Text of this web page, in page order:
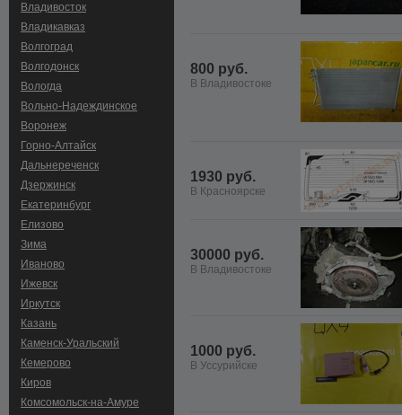
Владивосток
Владикавказ
Волгоград
Волгодонск
Вологда
Вольно-Hадеждинское
Воронеж
Горно-Алтайск
Дальнереченск
Дзержинск
Екатеринбург
Елизово
Зима
Иваново
Ижевск
Иркутск
Казань
Каменск-Уральский
Кемерово
Киров
Комсомольск-на-Амуре
800 руб.
В Владивостоке
1930 руб.
В Красноярске
30000 руб.
В Владивостоке
1000 руб.
В Уссурийске